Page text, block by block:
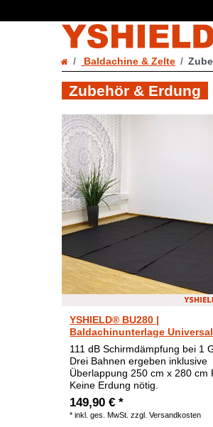
Baldachine & Zelte
Zubehör & Erdung
YSHIELD® BU280 |
Baldachinunterlage Universal
111 dB Schirmdämpfung bei 1
Drei Bahnen ergeben inklusive
Überlappung 250 cm x 280 cm
Keine Erdung nötig.
149,90 € *
*inkl. ges. MwSt. zzgl.Versandkosten